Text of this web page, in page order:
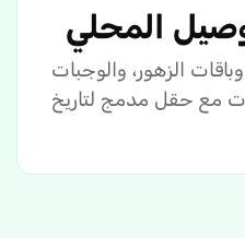
المحلي
الزهور، والوجبات
مع حقل مدمج لتاريخ